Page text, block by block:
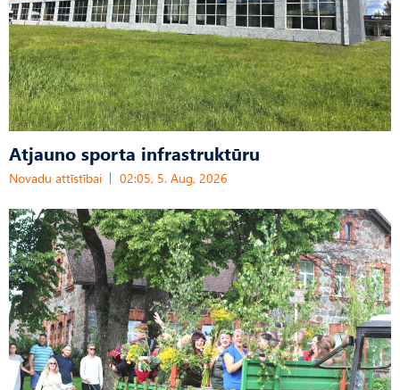
Atjauno sporta infrastruktūru
Novadu attīstībai 02:05, 5. Aug, 2026